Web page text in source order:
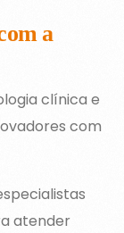
a
clínica e
com
atender